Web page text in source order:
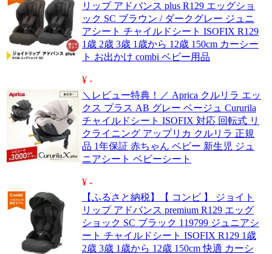
リップ アドバンス plus R129 エッグショ
ック SC ブラウン / ダークグレー ジュニ
アシート チャイルドシート ISOFIX R129
1歳 2歳 3歳 1歳から 12歳 150cm カーシー
ト お出かけ combi ベビー用品
¥ -
＼レビュー特典！／ Aprica クルリラ エッ
クス プラス AB グレー ベージュ Cururila
チャイルドシート ISOFIX 対応 回転式 リ
クライニング アップリカ クルリラ 正規
品 1年保証 赤ちゃん ベビー 新生児 ジュ
ニアシート ベビーシート
¥ -
【ふるさと納税】【 コンビ 】 ジョイト
リップ アドバンス premium R129 エッグ
ショック SC ブラック 119799 ジュニアシ
ート チャイルドシート ISOFIX R129 1歳
2歳 3歳 1歳から 12歳 150cm 快適 カーシ